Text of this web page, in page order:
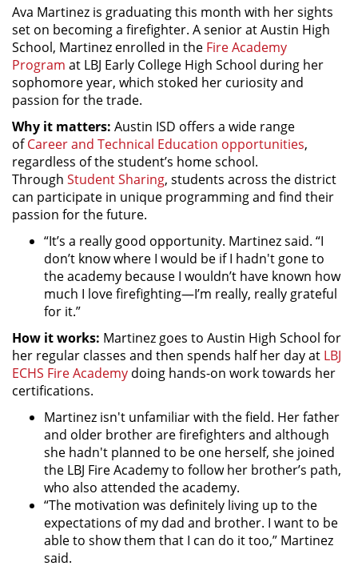
Ava Martinez is graduating this month with her sights
set on becoming a firefighter. A senior at Austin High
School, Martinez enrolled in the Fire Academy
Program at LBJ Early College High School during her
sophomore year, which stoked her curiosity and
passion for the trade.
Why it matters: Austin ISD offers a wide range
ofCareer and Technical Education opportunities,
regardless of the student’s home school.
Through Student Sharing, students across the district
can participate in unique programming and find their
passion for the future.
“It’s a really good opportunity. Martinez said. “I
don’t know where I would be if I hadn't gone to
the academy because I wouldn’t have known how
much I love firefighting—I’m really, really grateful
for it.”
How it works: Martinez goes to Austin High School for
her regular classes and then spends half her day at LBJ
ECHS Fire Academy doing hands-on work towards her
certifications.
Martinez isn't unfamiliar with the field. Her father
and older brother are firefighters and although
she hadn't planned to be one herself, she joined
the LBJ Fire Academy to follow her brother’s path,
who also attended the academy.
“The motivation was definitely living up to the
expectations of my dad and brother. I want to be
able to show them that I can do it too,” Martinez
said.